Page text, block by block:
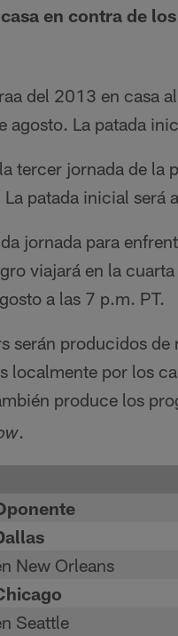
en contra de
del 2013 en casa
La patada
tercer jornada de la
patada inicial será
jornada para
viajará en la
a las 7 p.m. PT.
serán producidos
por los
produce los
.
New Orleans
Seattle